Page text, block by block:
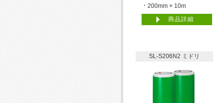
200mm × 10m
商品詳細
SL-S206N2 ミドリ